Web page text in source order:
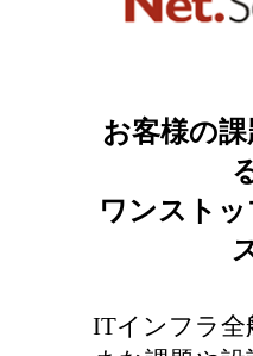
お客様の
ワンスト
ITインフラ全